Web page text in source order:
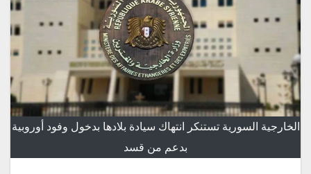
الخارجية السورية تستنكر انتهاك سيادة بلادها بدخول وفود أوروبية
بدعم من قسد